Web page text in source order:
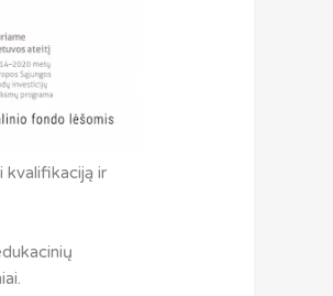
kvalifikaciją ir